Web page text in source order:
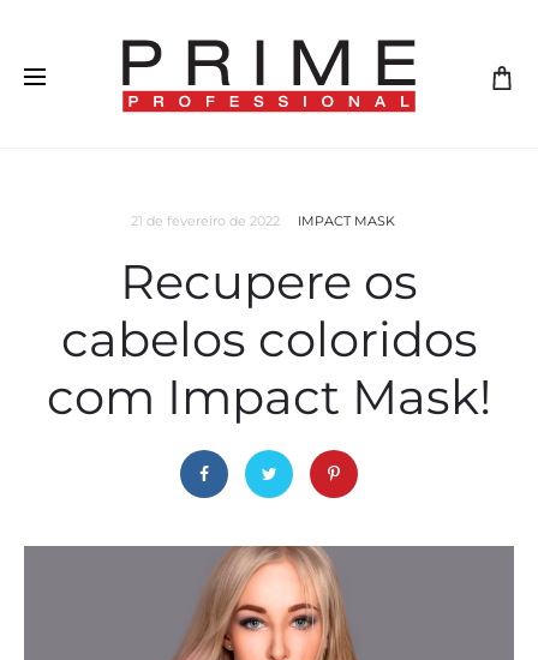
21 de fevereiro de 2022 IMPACT MASK
Recupere os
cabelos coloridos
com Impact Mask!